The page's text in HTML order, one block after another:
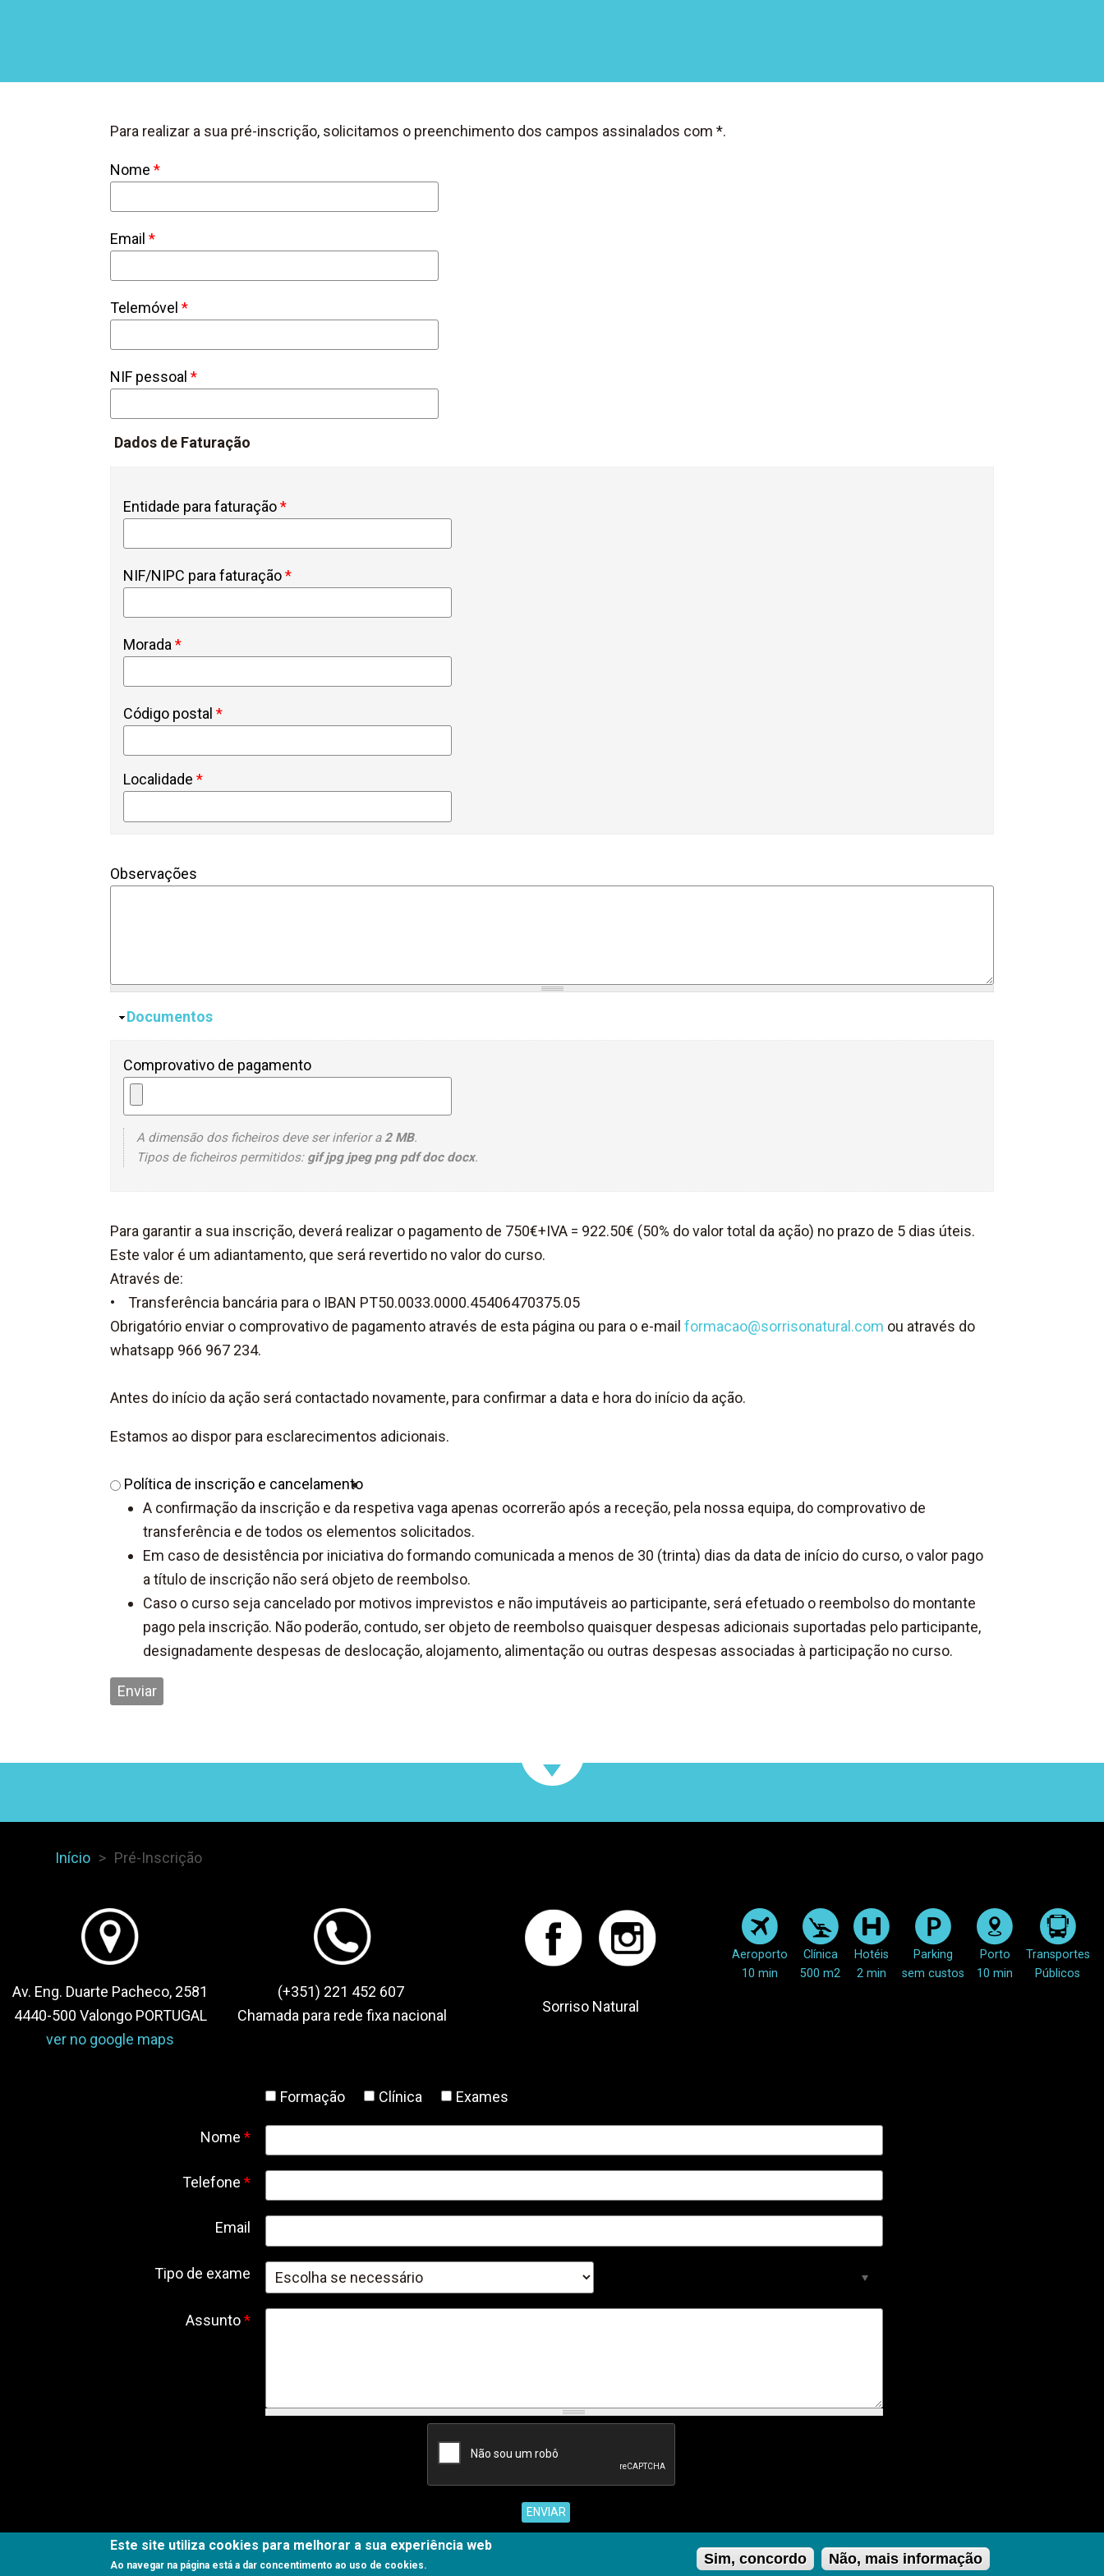
Para realizar a sua pré-inscrição, solicitamos o preenchimento dos campos assinalados com *.
Nome*
Email*
Telemóvel*
NIF pessoal*
Dados de Faturação
Entidade para faturação*
NIF/NIPC para faturação*
Morada*
Código postal*
Localidade*
Observações
Esconder
Documentos
Comprovativo de pagamento
A dimensão dos ficheiros deve ser inferior a 2 MB.
Tipos de ficheiros permitidos: gif jpg jpeg png pdf doc docx.
Para garantir a sua inscrição, deverá realizar o pagamento de 750€+IVA = 922.50€ (50% do valor total da ação) no prazo de 5 dias úteis.
Este valor é um adiantamento, que será revertido no valor do curso.
Através de:
• Transferência bancária para o IBAN PT50.0033.0000.45406470375.05
Obrigatório enviar o comprovativo de pagamento através de esta página ou para o e-mailformacao@sorrisonatural.com ou através do
whatsapp 966 967 234.
Antes do início da ação será contactado novamente, para confirmar a data e hora do início da ação.
Estamos ao dispor para esclarecimentos adicionais.
Política
inscrição
cancelamento
Política de inscrição e cancelamento
A confirmação da inscrição e da respetiva vaga apenas ocorrerão após a receção, pela nossa equipa, do comprovativo de
transferência e de todos os elementos solicitados.
⁠Em caso de desistência por iniciativa do formando comunicada a menos de 30 (trinta) dias da data de início do curso, o valor pago
a título de inscrição não será objeto de reembolso.
⁠Caso o curso seja cancelado por motivos imprevistos e não imputáveis ao participante, será efetuado o reembolso do montante
pago pela inscrição. Não poderão, contudo, ser objeto de reembolso quaisquer despesas adicionais suportadas pelo participante,
designadamente despesas de deslocação, alojamento, alimentação ou outras despesas associadas à participação no curso.
You
are
here:
Início Pré-Inscrição
Av. Eng. Duarte Pacheco, 2581
4440-500 Valongo PORTUGAL
ver no google maps
(+351) 221 452 607
Chamada para rede fixa nacional
Sorriso Natural
Aeroporto
10 min
Clínica
500 m2
Hotéis
2 min
Parking
sem custos
Porto
10 min
Transportes
Públicos
Tipo de Contacto*
Formação Clínica Exames
Nome *
Telefone *
Email
Tipo de exame
Assunto*
©2017 Copyright SORRISO NATURAL. Powered bySentido Comum®|Livro de reclamações
Este site utiliza cookies para melhorar a sua experiência web
Ao navegar na página está a dar concentimento ao uso de cookies. Sim, concordo Não, mais informação